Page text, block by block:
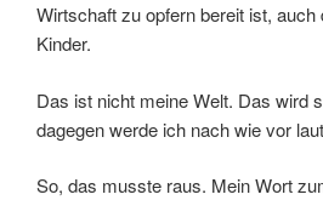
Wirtschaft zu opfern bereit ist,
Kinder.
Das ist nicht meine Welt. Das wird
dagegen werde ich nach wie vor
So, das musste raus. Mein Wort